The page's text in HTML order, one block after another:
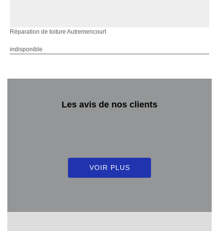
Réparation de toiture Autremencourt
indisponible
Les avis de nos clients
VOIR PLUS